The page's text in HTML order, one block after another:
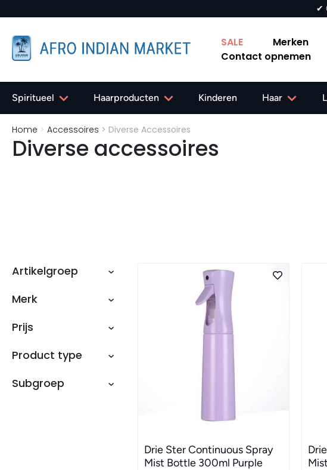
✔
SALE Merken
Contact opnemen
Spiritueel Haarproducten Kinderen Haar
Home > Accessoires > Diverse Accessoires
Diverse accessoires
Artikelgroep
Merk
Prijs
Product type
Subgroep
Drie Ster Continuous Spray
Mist Bottle 300ml Purple